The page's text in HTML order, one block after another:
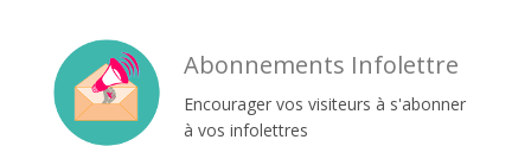
Abonnements Infolettre
Encourager vos visiteurs à s'abonner
à vos infolettres